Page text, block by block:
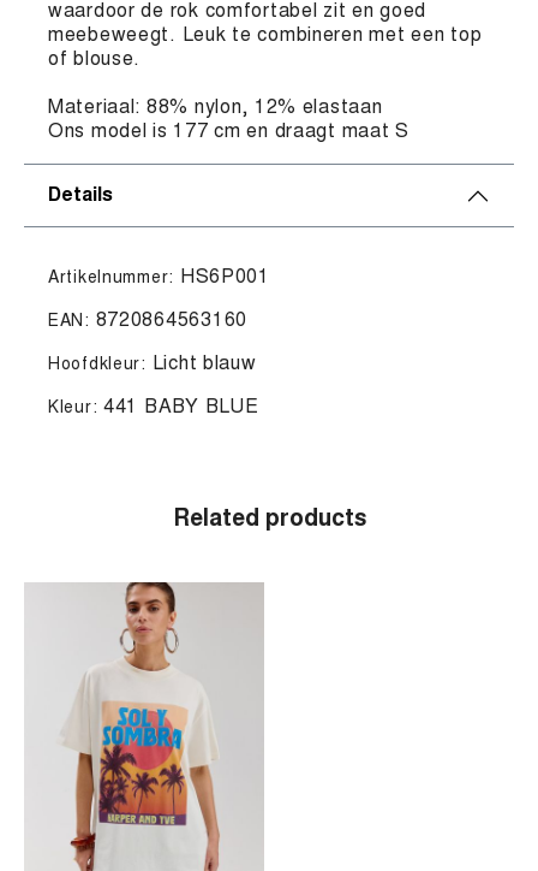
waardoor de rok comfortabel zit en goed
meebeweegt. Leuk te combineren met een top
of blouse.
Materiaal: 88% nylon, 12% elastaan
Ons model is 177 cm en draagt maat S
Details
Artikelnummer: HS6P001
EAN: 8720864563160
Hoofdkleur: Licht blauw
Kleur:441 BABY BLUE
Related products